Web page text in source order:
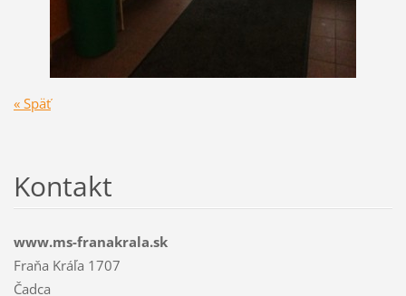
« Späť
Kontakt
www.ms-franakrala.sk
Fraňa Kráľa 1707
Čadca